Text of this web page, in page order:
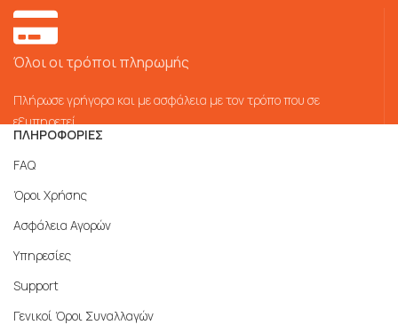
Όλοι οι τρόποι πληρωμής
Πλήρωσε γρήγορα και με ασφάλεια με τον τρόπο που σε
εξυπηρετεί
ΠΛΗΡΟΦΟΡΙΕΣ
FAQ
Όροι Χρήσης
Ασφάλεια Αγορών
Υπηρεσίες
Support
Γενικοί Όροι Συναλλαγών